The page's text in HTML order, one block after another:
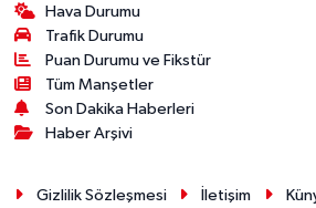
Hava Durumu
Trafik Durumu
Puan Durumu ve Fikstür
Tüm Manşetler
Son Dakika Haberleri
Haber Arşivi
Gizlilik Sözleşmesi İletişim